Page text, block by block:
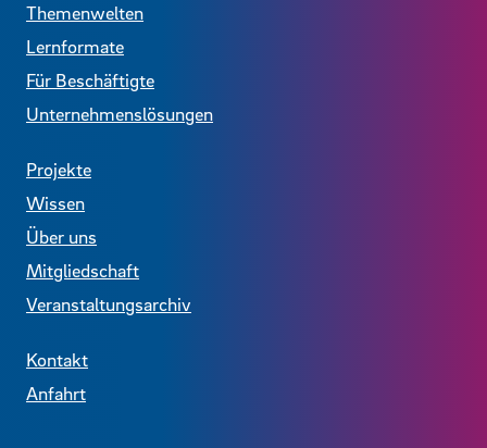
Themenwelten
Lernformate
Für Beschäftigte
Unternehmenslösungen
Projekte
Wissen
Über uns
Mitgliedschaft
Veranstaltungsarchiv
Kontakt
Anfahrt